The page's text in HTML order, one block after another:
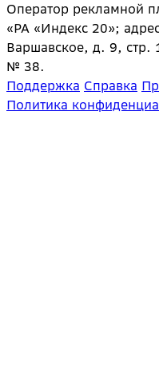
Оператор рекламной
«РА «Индекс 20»;
Варшавское, д. 9, стр.
№ 38.
Поддержка Справка
Политика